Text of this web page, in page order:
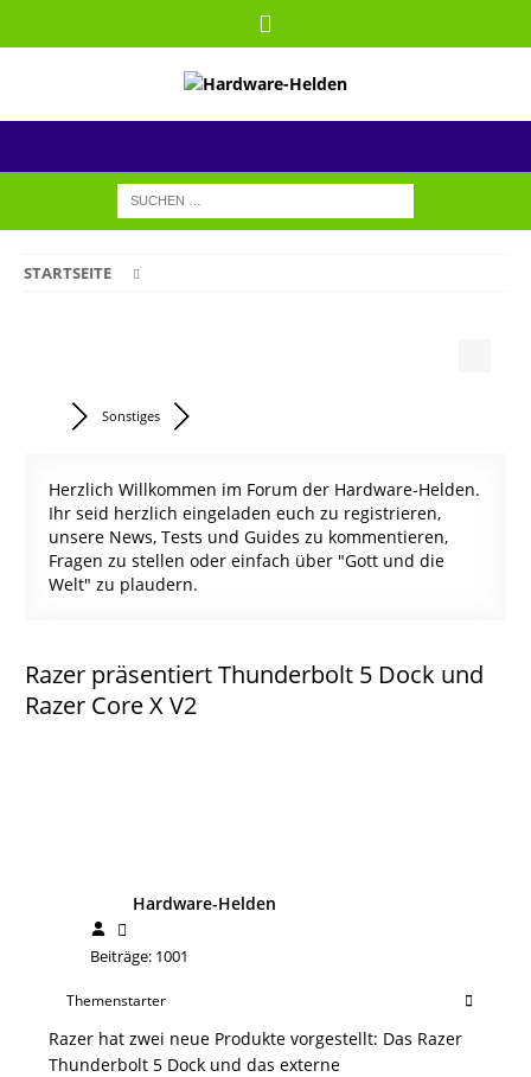
STARTSEITE
Sonstiges
Herzlich Willkommen im Forum der Hardware-Helden.
Ihr seid herzlich eingeladen euch zu registrieren,
unsere News, Tests und Guides zu kommentieren,
Fragen zu stellen oder einfach über "Gott und die
Welt" zu plaudern.
Razer präsentiert Thunderbolt 5 Dock und
Razer Core X V2
Hardware-Helden
Beiträge: 1001
Themenstarter
Razer hat zwei neue Produkte vorgestellt: Das Razer
Thunderbolt 5 Dock und das externe